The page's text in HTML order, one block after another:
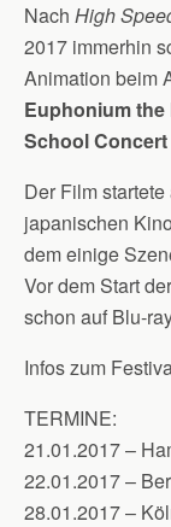
Nach High
2017 immerhin
Animation beim
Euphonium the
School
Der Film
japanischen
dem einige
Vor dem Start
schon auf Blu-
Infos zum
TERMINE:
21.01.2017 –
22.01.2017 –
28.01.2017 –